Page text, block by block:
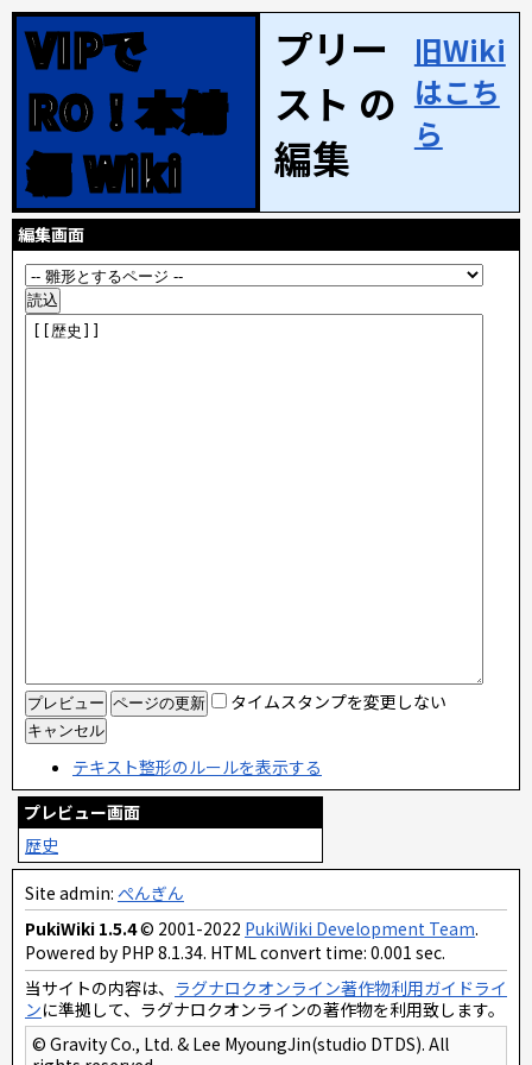
VIPで
RO！本鯖
編 Wiki
プリー
スト の
編集
旧Wiki
はこち
ら
編集画面
タイムスタンプを変更しない
テキスト整形のルールを表示する
プレビュー画面
歴史
Site admin: ぺんぎん
PukiWiki 1.5.4© 2001-2022 PukiWiki Development Team.
Powered by PHP 8.1.34. HTML convert time: 0.001 sec.
当サイトの内容は、 ラグナロクオンライン著作物利用ガイドライ
ンに準拠して、ラグナロクオンラインの著作物を利用致します。
© Gravity Co., Ltd. & Lee MyoungJin(studio DTDS). All